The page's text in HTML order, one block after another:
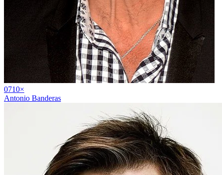
0710×
Antonio Banderas